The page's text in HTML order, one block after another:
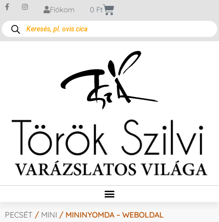
Fiókom 0 Ft
PECSÉT / MINI / MININYOMDA – WEBOLDAL